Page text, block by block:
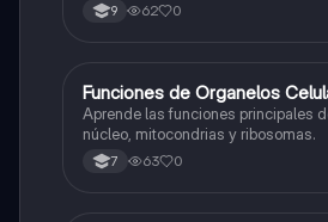
9 62 0
FBiologia
Funciones de Organelos
Aprende las funciones principales
núcleo, mitocondrias y ribosomas.
7 63 0